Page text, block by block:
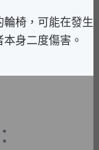
椅，可能在發生
身二度傷害。